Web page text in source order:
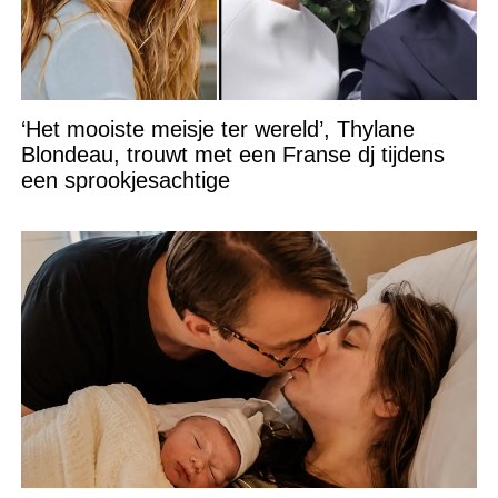
‘Het mooiste meisje ter wereld’, Thylane
Blondeau, trouwt met een Franse dj tijdens
een sprookjesachtige